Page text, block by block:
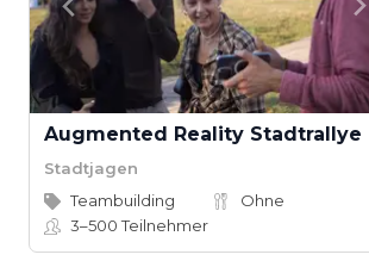
Augmented Reality Stadtrallye
Stadtjagen
Teambuilding
Ohne
3–500Teilnehmer